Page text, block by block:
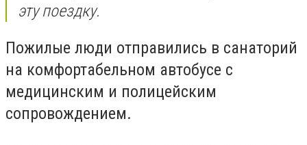
эту поездку.
Пожилые люди отправились в санаторий
на комфортабельном автобусе с
медицинским и полицейским
сопровождением.